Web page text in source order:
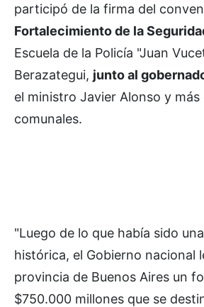
participó de la firma del
Fortalecimiento de la
Escuela de la Policía "Juan
Berazategui, junto al
el ministro Javier Alonso y más
comunales.
"Luego de lo que había sido
histórica, el Gobierno nacional
provincia de Buenos Aires un
$750.000 millones que se